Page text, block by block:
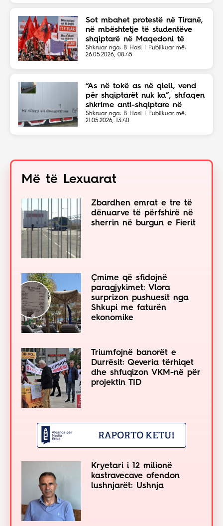
Sot mbahet protestë në Tiranë,
në mbështetje të studentëve
shqiptarë në Maqedoni të
Veriut
Shkruar nga: B Hasi | Publikuar më:
26.05.2026, 08:45
“As në tokë as në qiell, vend
për shqiptarët nuk ka”, shfaqen
shkrime anti-shqiptare në
Shkup
Shkruar nga: B Hasi | Publikuar më:
21.05.2026, 13:40
Më të Lexuarat
Zbardhen emrat e tre të
dënuarve të përfshirë në
sherrin në burgun e Fierit
Çmime që sfidojnë
paragjykimet: Vlora
surprizon pushuesit nga
Shkupi me faturën
ekonomike
Triumfojnë banorët e
Durrësit: Qeveria tërhiqet
dhe shfuqizon VKM-në për
projektin TID
Kryetari i 12 milionë
kastravecave ofendon
lushnjarët: Ushnja